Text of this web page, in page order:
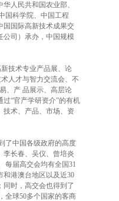
人民共和国农业部、
国科学院、中国工程
国国际高新技术成果交
公司）承办，中国规模
技术专业产品展、论
人才与智力交流会、不
、产 品展示、高层论
“官产学研资介”的有机
技术、产品、市场、资
了中国各级政府的高度
李长春、吴仪、曾培炎
每届高交会均有全国31
和港澳台地区以及近30
时，高交会也得到了
全球50多个国家的客商